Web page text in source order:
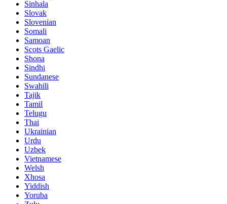
Sinhala
Slovak
Slovenian
Somali
Samoan
Scots Gaelic
Shona
Sindhi
Sundanese
Swahili
Tajik
Tamil
Telugu
Thai
Ukrainian
Urdu
Uzbek
Vietnamese
Welsh
Xhosa
Yiddish
Yoruba